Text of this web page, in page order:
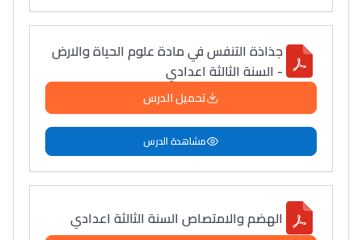
جذاذة التنفس في مادة علوم الحياة والارض
- السنة الثالثة اعدادي
تحميل الدرس
مشاهدة الدرس
الهضم والامتصاص السنة الثالثة اعدادي